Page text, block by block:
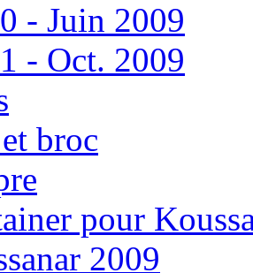
- Juin 2009
- Oct. 2009
broc
pour
2009